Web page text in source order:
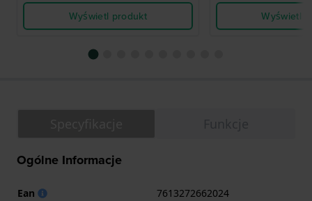
Wyświetl produkt
Wyświetl
Ogólne Informacje
Ean
7613272662024